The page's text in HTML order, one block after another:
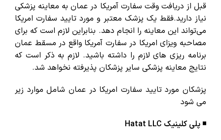
قبل از دریافت وقت سفارت آمریکا در عمان به معاینه پزشکی
نیاز دارید.فقط یک پزشک معتبر و مورد تایید سفارت امریکا
می‌تواند این معاینه را انجام دهد. بنابراین لازم است که برای
مصاحبه ویزای امریکا در سفارت آمریکا واقع در مسقط عمان
برنامه ریزی های لازم را داشته باشید. لازم به ذکر است که
نتایج معاینه پزشکی سایر پزشکان پذیرفته نخواهد شد.
پزشکان مورد تایید سفارت امریکا در عمان شامل موارد زیر
می شود
◾️ پلی کلینیک Hatat LLC